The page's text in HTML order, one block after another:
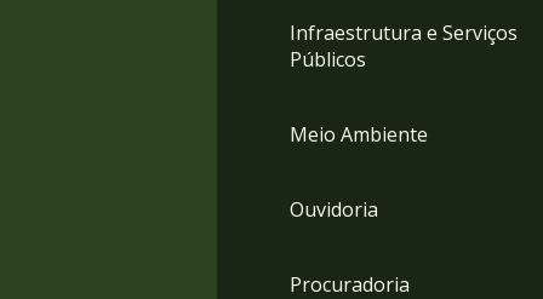
Infraestrutura e Serviços
Públicos
Meio Ambiente
Ouvidoria
Procuradoria